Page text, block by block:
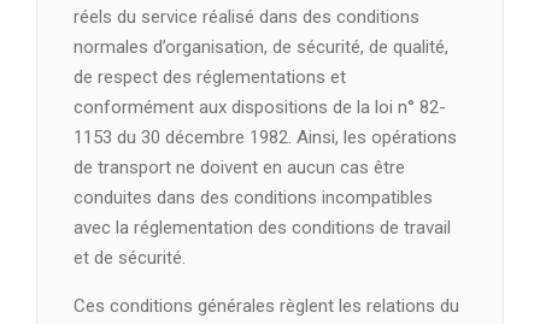
réels du service réalisé dans des conditions
normales d’organisation, de sécurité, de qualité,
de respect des réglementations et
conformément aux dispositions de la loi n° 82-
1153 du 30 décembre 1982. Ainsi, les opérations
de transport ne doivent en aucun cas être
conduites dans des conditions incompatibles
avec la réglementation des conditions de travail
et de sécurité.
Ces conditions générales règlent les relations du